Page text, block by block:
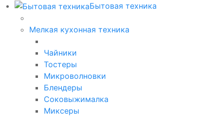
Бытовая техника
Мелкая кухонная техника
Чайники
Тостеры
Микроволновки
Блендеры
Соковыжималка
Миксеры